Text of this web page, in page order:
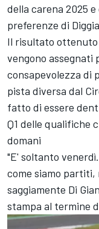
della carena 2025
preferenze di
Il risultato ottenuto
vengono assegnati
consapevolezza di
pista diversa dal
fatto di essere
Q1 delle qualifiche
domani
"E' soltanto
come siamo
saggiamente Di
stampa al termine